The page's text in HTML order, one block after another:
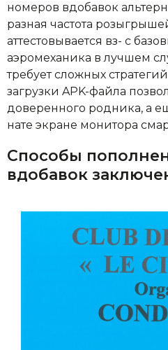
номеров вдобавок
разная частота
аттестовывается вз- с
аэромеханика в лучшем
требует сложных
загрузки APK-файла
доверенного родника, а
нате экране монитора
Способы
вдобавок